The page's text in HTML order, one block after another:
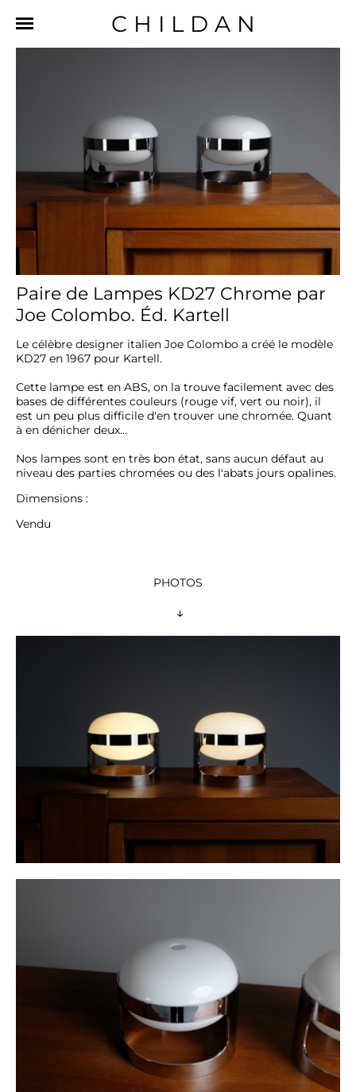
CHILDAN
Paire de Lampes KD27 Chrome par
Joe Colombo. Éd. Kartell
Le célèbre designer italien Joe Colombo a créé le modèle
KD27 en 1967 pour Kartell.
Cette lampe est en ABS, on la trouve facilement avec des
bases de différentes couleurs (rouge vif, vert ou noir), il
est un peu plus difficile d'en trouver une chromée. Quant
à en dénicher deux...
Nos lampes sont en très bon état, sans aucun défaut au
niveau des parties chromées ou des l'abats jours opalines.
Dimensions :
Vendu
PHOTOS
↓